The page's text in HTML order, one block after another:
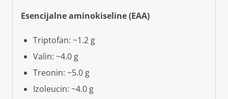
Esencijalne aminokiseline (EAA)
Triptofan: ~1.2 g
Valin: ~4.0 g
Treonin: ~5.0 g
Izoleucin: ~4.0 g